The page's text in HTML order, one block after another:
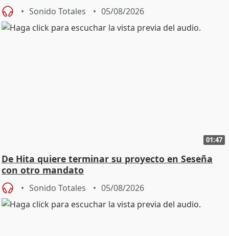
Sonido Totales 05/08/2026
01:47
De Hita quiere terminar su proyecto en Seseña
con otro mandato
Sonido Totales 05/08/2026